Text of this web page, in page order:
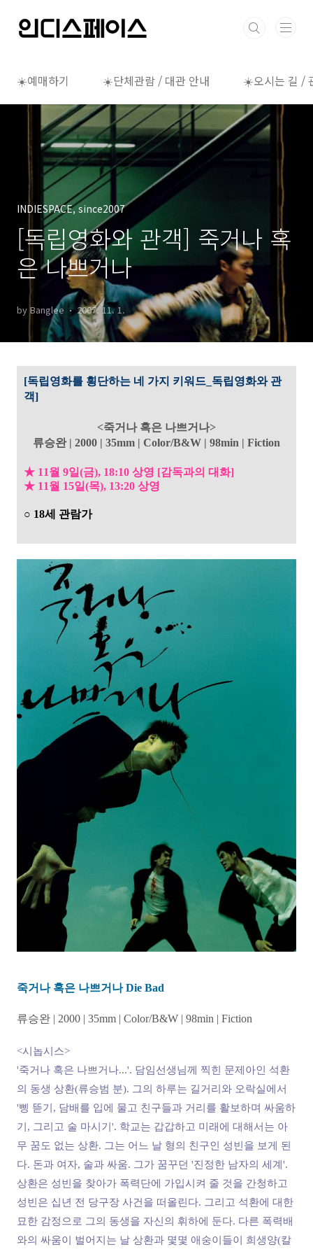
☀️예매하기 ☀️단체관람 / 대관 안내 ☀️오시는 길 /
INDIESPACE, since2007
[독립영화와 관객] 죽거나 혹
은 나쁘거나
by Banglee 2007. 11. 1.
[독립영화를 횡단하는 네 가지 키워드_독립영화와 관
객]
<죽거나 혹은 나쁘거나>
류승완 | 2000 | 35mm | Color/B&W | 98min | Fiction
★ 11월 9일(금), 18:10 상영 [감독과의 대화]
★ 11월 15일(목), 13:20 상영
○ 18세 관람가
죽거나 혹은 나쁘거나 Die Bad
류승완 | 2000 | 35mm | Color/B&W | 98min | Fiction
<시놉시스>
'죽거나 혹은 나쁘거나...'. 담임선생님께 찍힌 문제아인 석환
의 동생 상환(류승범 분). 그의 하루는 길거리와 오락실에서
'삥 뜯기, 담배를 입에 물고 친구들과 거리를 활보하며 싸움하
기, 그리고 술 마시기'. 학교는 갑갑하고 미래에 대해서는 아
무 꿈도 없는 상환. 그는 어느 날 형의 친구인 성빈을 보게 된
다. 돈과 여자, 술과 싸움. 그가 꿈꾸던 '진정한 남자의 세계'.
상환은 성빈을 찾아가 폭력단에 가입시켜 줄 것을 간청하고
성빈은 십년 전 당구장 사건을 떠올린다. 그리고 석환에 대한
묘한 감정으로 그의 동생을 자신의 휘하에 둔다. 다른 폭력배
와의 싸움이 벌어지는 날 상환과 몇몇 애숭이들이 희생양(칼